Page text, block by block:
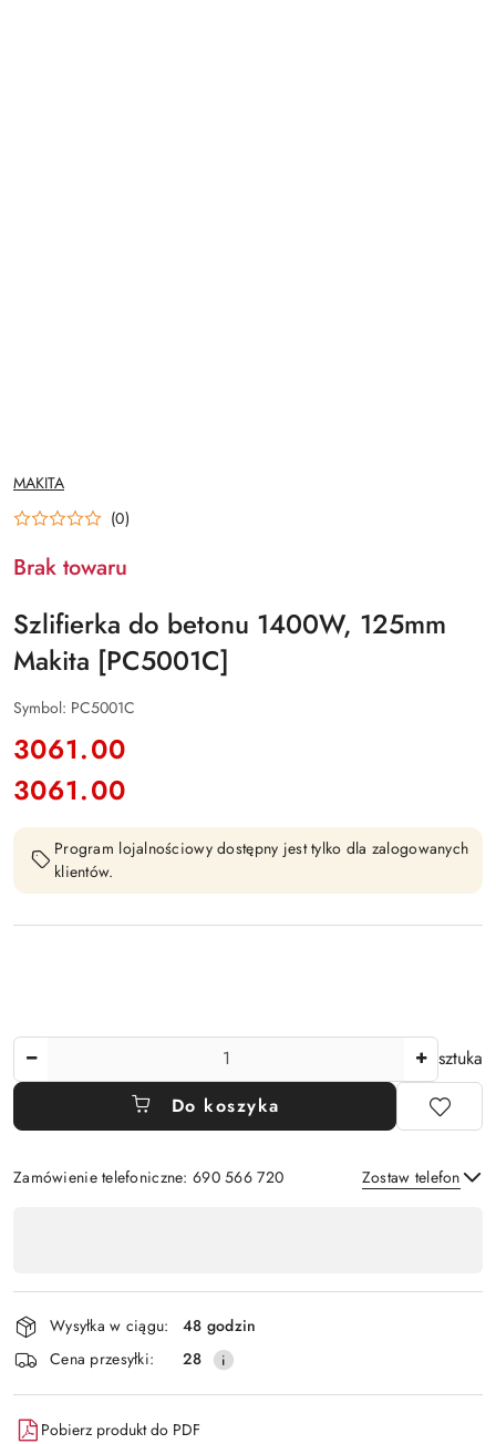
NAZWA
PRODUCENTA:
MAKITA
(0)
Brak towaru
Szlifierka do betonu 1400W, 125mm
Makita [PC5001C]
Symbol: PC5001C
cena:
3061.00
Cena:
3061.00
Program lojalnościowy dostępny jest tylko dla zalogowanych
klientów.
sztuka
Do koszyka
Zamówienie telefoniczne: 690 566 720 Zostaw telefon
płatność
i
dostawa
Wysyłka w ciągu:
48 godzin
Cena przesyłki:
28
Pobierz produkt do PDF